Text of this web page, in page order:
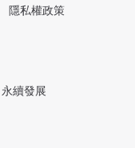
隱私權政策
續發展